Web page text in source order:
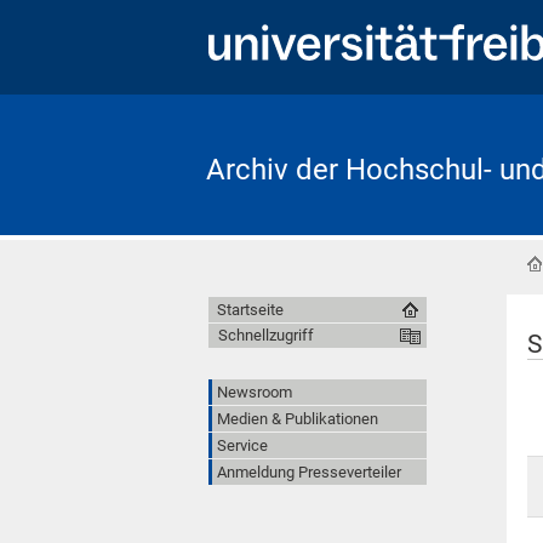
Archiv der Hochschul-
Startseite
Schnellzugriff
Newsroom
Medien & Publikationen
Service
Anmeldung Presseverteiler